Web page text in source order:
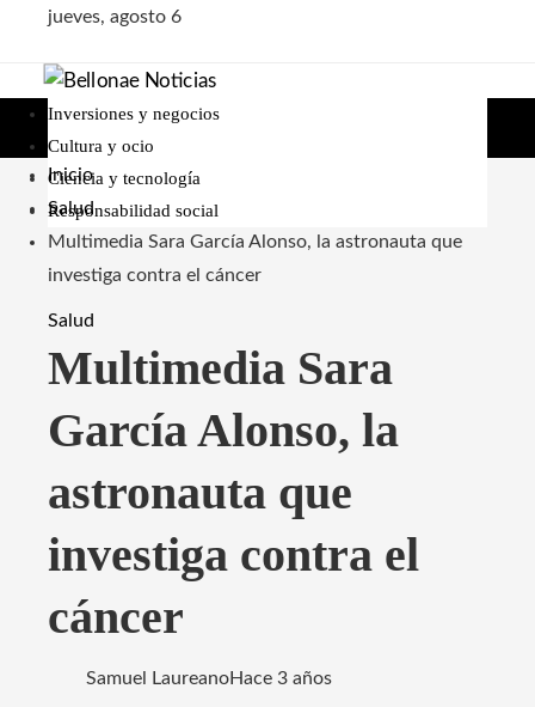
jueves, agosto 6
Inversiones y negocios
Cultura y ocio
Ciencia y tecnología
Responsabilidad social
Inicio
Salud
Multimedia Sara García Alonso, la astronauta que
investiga contra el cáncer
Salud
Multimedia Sara
García Alonso, la
astronauta que
investiga contra el
cáncer
Samuel LaureanoHace 3 años